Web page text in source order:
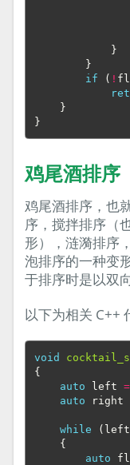
}
}
if
( !
}
}
鸡尾酒排序
鸡尾酒排序，也
序，搅拌排序（
形），涟漪排序
泡排序的一种变
于排序时是以双
以下为相关 C++
void
{
auto
left =
auto
right
while ( left
{
auto